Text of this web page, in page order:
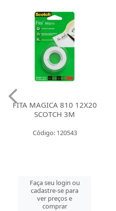
FITA MAGICA 810 12X20
SCOTCH 3M
Código: 120543
Faça seu login ou
cadastre-se para
ver preços e
comprar